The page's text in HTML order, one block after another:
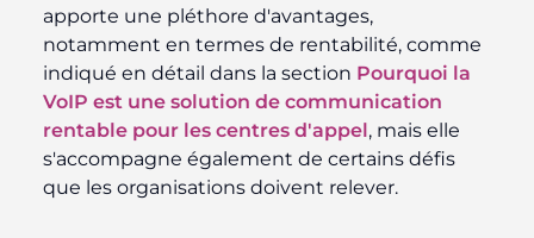
apporte une pléthore d'avantages,
notamment en termes de rentabilité, comme
indiqué en détail dans la section Pourquoi la
VoIP est une solution de communication
rentable pour les centres d'appel, mais elle
s'accompagne également de certains défis
que les organisations doivent relever.